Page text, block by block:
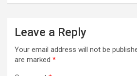
Leave a Reply
Your email address will not be
are marked *